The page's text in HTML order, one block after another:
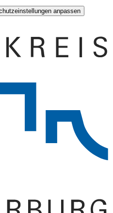
anpassen